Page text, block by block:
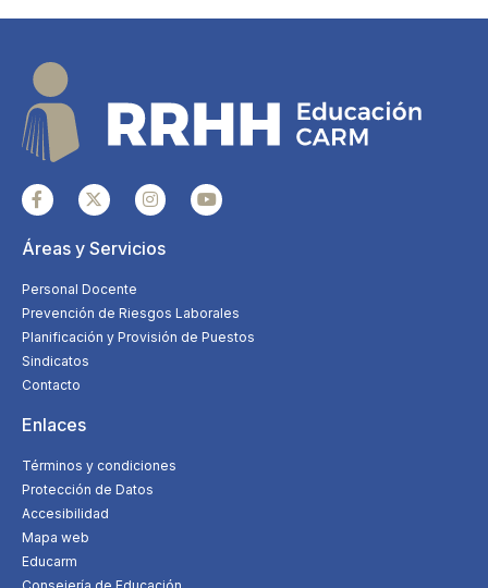
Áreas y Servicios
Personal Docente
Prevención de Riesgos Laborales
Planificación y Provisión de Puestos
Sindicatos
Contacto
Enlaces
Términos y condiciones
Protección de Datos
Accesibilidad
Mapa web
Educarm